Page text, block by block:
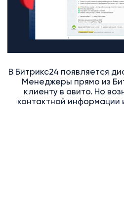
В Битрикс24 появляется
Менеджеры прямо из
клиенту в авито. Но
контактной информации